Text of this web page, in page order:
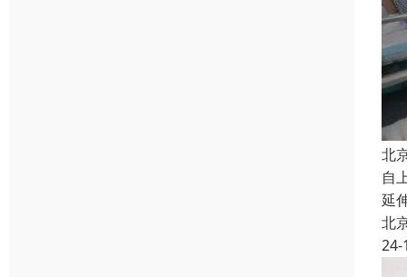
北
自
延
北
24-